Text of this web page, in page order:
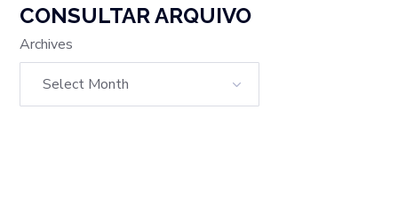
CONSULTAR ARQUIVO
Archives